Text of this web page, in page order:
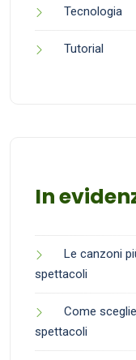
Tecnologia
Tutorial
In
Le canzoni
spettacoli
Come
spettacoli